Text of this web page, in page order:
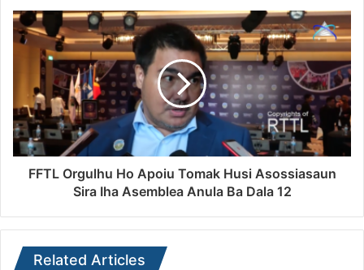
FFTL Orgulhu Ho Apoiu Tomak Husi Asossiasaun
Sira Iha Asemblea Anula Ba Dala 12
Related Articles